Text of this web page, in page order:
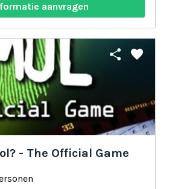
aanvragen
share favorite
- The Official Game